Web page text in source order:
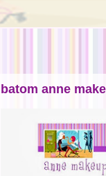
batom anne